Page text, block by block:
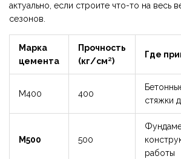
актуально, если строите что-то на весь
сезонов.
Марка
цемента
Прочность
(кг/см²)
Где
М400 400
стяжки
М500 500
работы